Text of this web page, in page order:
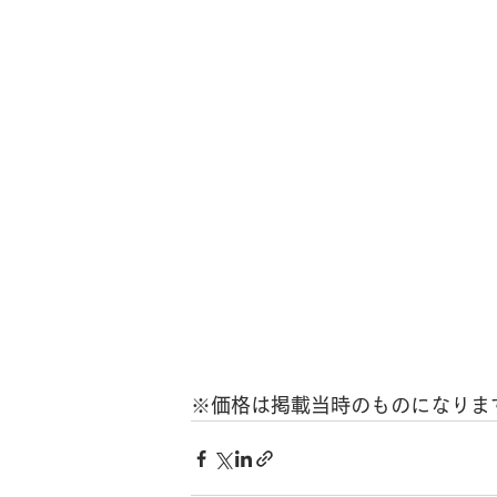
※価格は掲載当時のものになりま